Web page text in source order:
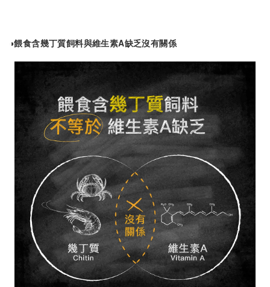
◑餵食含幾丁質飼料與維生素A缺乏沒有關係